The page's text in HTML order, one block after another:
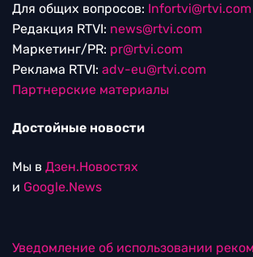
Для общих вопросов: Infortvi@rtvi.com
Редакция RTVI: news@rtvi.com
Маркетинг/PR: pr@rtvi.com
Реклама RTVI: adv-eu@rtvi.com
Партнерские материалы
Достойные новости
Мы в Дзен.Новостях
и Google.News
Уведомление об использовании